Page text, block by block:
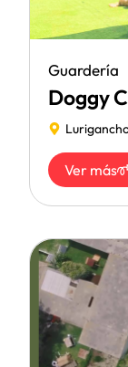
Guardería
Doggy
Ver más